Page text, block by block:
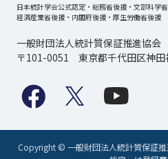
日本統計学会公式認定・総務省後援・文部科学省
経済産業省後援・内閣府後援・厚生労働省後援
一般財団法人統計質保証推進協会
〒101-0051 東京都千代田区神田
Copyright © 一般財団法人統計質保証推